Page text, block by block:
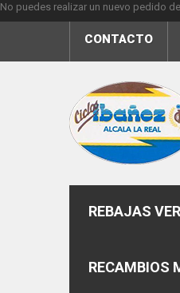
No puedes realizar un nuevo pedido
CONTACTO
REBAJAS
RECAMBIOS